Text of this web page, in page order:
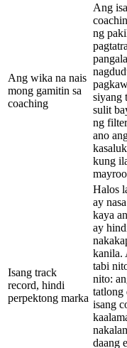
Ang wika na nais
mong gamitin sa
coaching
Ang
ng
siyang
sulit
ng
ano
kung
Isang track
record, hindi
perpektong marka
Halos
ay
kaya
ay
kanila.
tabi
nito:
tatlong
isang
daang